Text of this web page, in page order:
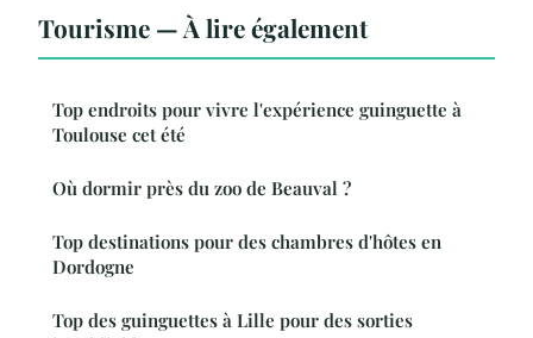
Tourisme — À lire également
Top endroits pour vivre l'expérience guinguette à
Toulouse cet été
Où dormir près du zoo de Beauval ?
Top destinations pour des chambres d'hôtes en
Dordogne
Top des guinguettes à Lille pour des sorties